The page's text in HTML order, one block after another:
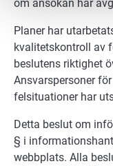
om ansökan har
Planer har
kvalitetskontroll av
beslutens riktighet
Ansvarspersoner
felsituationer har
Detta beslut om
§ i
webbplats. Alla